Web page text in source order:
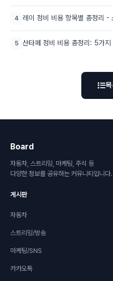
4 레이 정비 비용 항목별 총정리 -
5 산타페 정비 비용 총정리: 5가
Board
자동차, 스트리밍, 마케팅, 주식 등
다양한 정보를 공유하는 커뮤니티입니다.
게시판
자동차
스트리밍/방송
마케팅/SNS
카카오톡